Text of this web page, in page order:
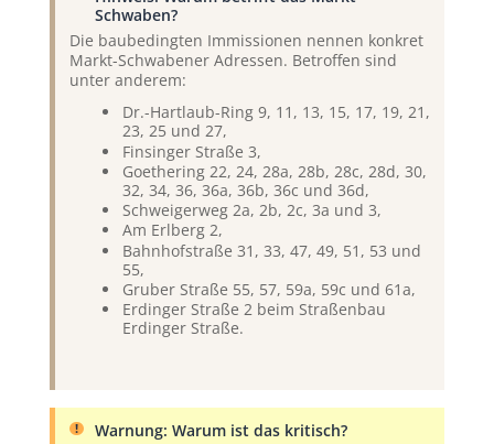
Schwaben?
Die baubedingten Immissionen nennen konkret
Markt-Schwabener Adressen. Betroffen sind
unter anderem:
Dr.-Hartlaub-Ring 9, 11, 13, 15, 17, 19, 21,
23, 25 und 27,
Finsinger Straße 3,
Goethering 22, 24, 28a, 28b, 28c, 28d, 30,
32, 34, 36, 36a, 36b, 36c und 36d,
Schweigerweg 2a, 2b, 2c, 3a und 3,
Am Erlberg 2,
Bahnhofstraße 31, 33, 47, 49, 51, 53 und
55,
Gruber Straße 55, 57, 59a, 59c und 61a,
Erdinger Straße 2 beim Straßenbau
Erdinger Straße.
Warnung: Warum ist das kritisch?